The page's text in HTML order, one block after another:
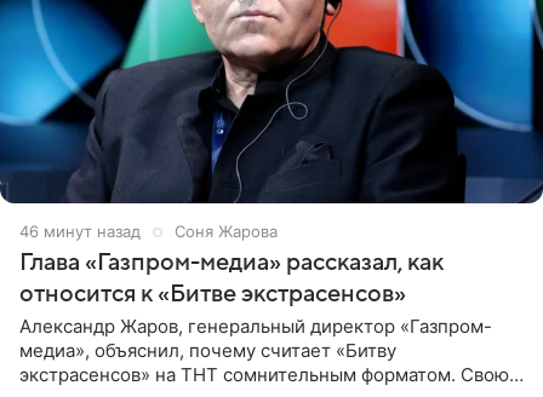
46 минут назад Соня Жарова
Глава «Газпром-медиа» рассказал, как
относится к «Битве экстрасенсов»
Александр Жаров, генеральный директор «Газпром-
медиа», объяснил, почему считает «Битву
экстрасенсов» на ТНТ сомнительным форматом. Свою